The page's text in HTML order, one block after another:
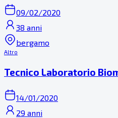
09/02/2020
38 anni
bergamo
Altro
Tecnico Laboratorio
14/01/2020
29 anni